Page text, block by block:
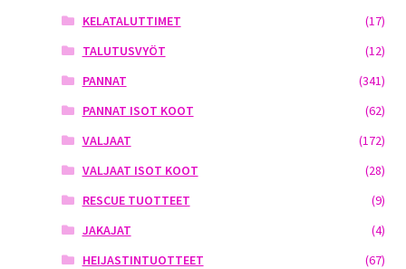
KELATALUTTIMET
(17)
TALUTUSVYÖT
(12)
PANNAT
(341)
PANNAT ISOT KOOT
(62)
VALJAAT
(172)
VALJAAT ISOT KOOT
(28)
RESCUE TUOTTEET
(9)
JAKAJAT
(4)
HEIJASTINTUOTTEET
(67)